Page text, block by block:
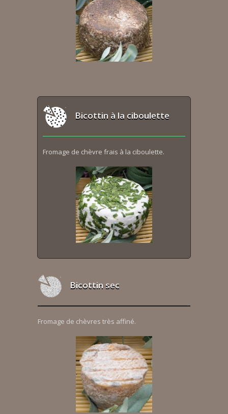
Bicottin à la ciboulette
Fromage de chèvre frais à la ciboulette.
Bicottin sec
Fromage de chèvres très affiné.